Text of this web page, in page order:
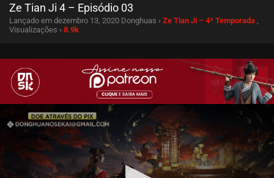
Ze Tian Ji 4 – Episódio 03
Lançado em dezembro 13, 2020 Donghuas › Ze Tian Ji – 4ª Temporada
Visualizações › 8.9k